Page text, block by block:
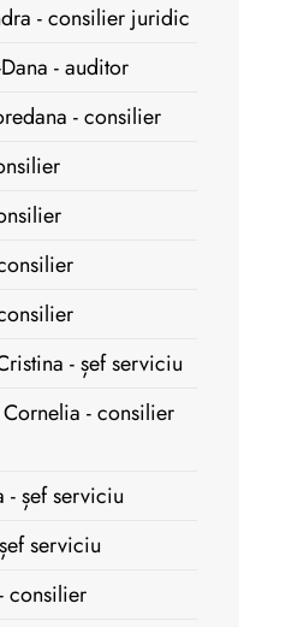
- consilier juridic
- auditor
- consilier
- șef serviciu
- consilier
- șef serviciu
serviciu
consilier